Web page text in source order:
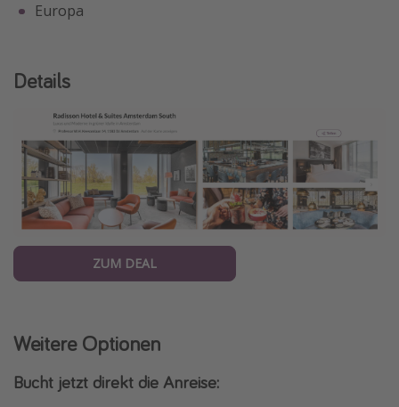
Europa
Details
ZUM DEAL
Weitere Optionen
Bucht jetzt direkt die Anreise: